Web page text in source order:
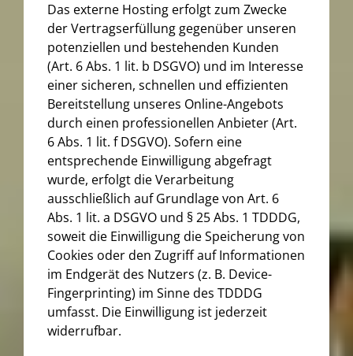
Das externe Hosting erfolgt zum Zwecke
der Vertragserfüllung gegenüber unseren
potenziellen und bestehenden Kunden
(Art. 6 Abs. 1 lit. b DSGVO) und im Interesse
einer sicheren, schnellen und effizienten
Bereitstellung unseres Online-Angebots
durch einen professionellen Anbieter (Art.
6 Abs. 1 lit. f DSGVO). Sofern eine
entsprechende Einwilligung abgefragt
wurde, erfolgt die Verarbeitung
ausschließlich auf Grundlage von Art. 6
Abs. 1 lit. a DSGVO und § 25 Abs. 1 TDDDG,
soweit die Einwilligung die Speicherung von
Cookies oder den Zugriff auf Informationen
im Endgerät des Nutzers (z. B. Device-
Fingerprinting) im Sinne des TDDDG
umfasst. Die Einwilligung ist jederzeit
widerrufbar.